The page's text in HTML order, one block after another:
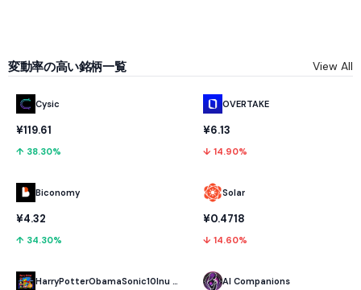
変動率の高い銘柄一覧 View All
Cysic
¥119.61
↑ 38.30%
Biconomy
¥4.32
↑ 34.30%
HarryPotterObamaSonic10Inu (ETH)
OVERTAKE
¥6.13
↓ 14.90%
Solar
¥0.4718
↓ 14.60%
AI Companions